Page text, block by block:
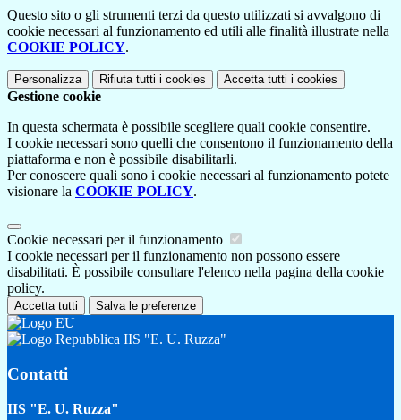
Questo sito o gli strumenti terzi da questo utilizzati si avvalgono di
cookie necessari al funzionamento ed utili alle finalità illustrate nella
COOKIE POLICY.
Personalizza Rifiuta tutti i cookies Accetta tutti i cookies
Gestione cookie
In questa schermata è possibile scegliere quali cookie consentire.
I cookie necessari sono quelli che consentono il funzionamento della
piattaforma e non è possibile disabilitarli.
Per conoscere quali sono i cookie necessari al funzionamento potete
visionare la COOKIE POLICY.
Cookie necessari per il funzionamento
I cookie necessari per il funzionamento non possono essere
disabilitati. È possibile consultare l'elenco nella pagina della cookie
policy.
Accetta tutti Salva le preferenze
IIS "E. U. Ruzza"
Contatti
IIS "E. U. Ruzza"